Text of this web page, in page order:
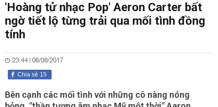
'Hoàng tử nhạc Pop' Aeron Carter bất
ngờ tiết lộ từng trải qua mối tình đồng
tính
23:44 | 06/08/2017
15
Chia sẻ
Bên cạnh các mối tình với những cô nàng nóng